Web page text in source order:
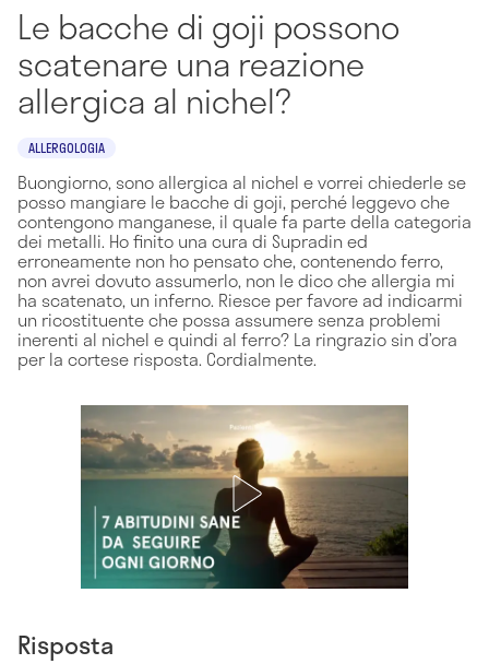
Le bacche di goji possono
scatenare una reazione
allergica al nichel?
ALLERGOLOGIA
Buongiorno, sono allergica al nichel e vorrei chiederle se
posso mangiare le bacche di goji, perché leggevo che
contengono manganese, il quale fa parte della categoria
dei metalli. Ho finito una cura di Supradin ed
erroneamente non ho pensato che, contenendo ferro,
non avrei dovuto assumerlo, non le dico che allergia mi
ha scatenato, un inferno. Riesce per favore ad indicarmi
un ricostituente che possa assumere senza problemi
inerenti al nichel e quindi al ferro? La ringrazio sin d’ora
per la cortese risposta. Cordialmente.
Risposta